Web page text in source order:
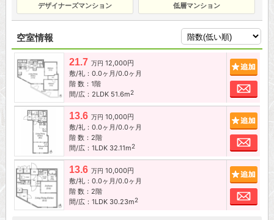
デザイナーズマンション 低層マンション
空室情報
21.7 万円 12,000円
敷/礼：0.0ヶ月/0.0ヶ月
階 数：1階
間/広：2LDK 51.6m2
お
13.6 万円 10,000円
敷/礼：0.0ヶ月/0.0ヶ月
階 数：2階
間/広：1LDK 32.11m2
お
13.6 万円 10,000円
敷/礼：0.0ヶ月/0.0ヶ月
階 数：2階
間/広：1LDK 30.23m2
お